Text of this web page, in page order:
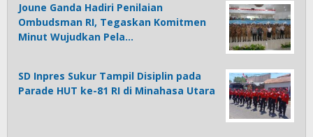
Joune Ganda Hadiri Penilaian
Ombudsman RI, Tegaskan Komitmen
Minut Wujudkan Pela…
SD Inpres Sukur Tampil Disiplin pada
Parade HUT ke-81 RI di Minahasa Utara